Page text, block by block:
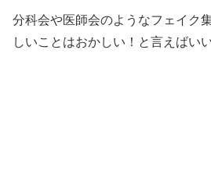
分科会や医師会のようなフェイク
しいことはおかしい！と言えばい